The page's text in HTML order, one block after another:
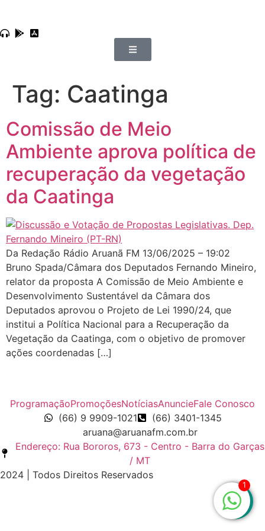
Tag: Caatinga
Comissão de Meio
Ambiente aprova política de
recuperação da vegetação
da Caatinga
Da Redação Rádio Aruanã FM 13/06/2025 – 19:02
Bruno Spada/Câmara dos Deputados Fernando Mineiro,
relator da proposta A Comissão de Meio Ambiente e
Desenvolvimento Sustentável da Câmara dos
Deputados aprovou o Projeto de Lei 1990/24, que
institui a Política Nacional para a Recuperação da
Vegetação da Caatinga, com o objetivo de promover
ações coordenadas […]
ProgramaçãoPromoçõesNotíciasAnuncieFale Conosco
(66) 9 9909-1021
(66) 3401-1345
aruana@aruanafm.com.br
Endereço: Rua Bororos, 673 - Centro - Barra do Garças
/ MT
2024 | Todos Direitos Reservados
1
starzbet starzbet